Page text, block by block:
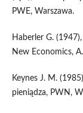
PWE, Warszawa.
Haberler G.
New Economics,
Keynes J. M.
pieniądza, PWN,